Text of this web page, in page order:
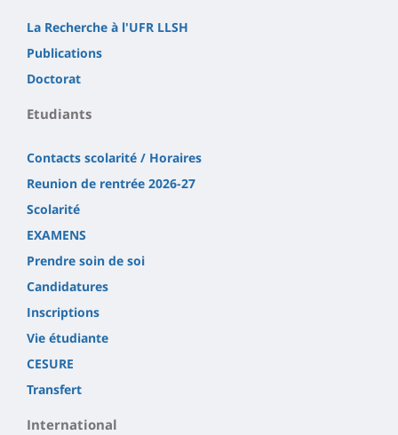
La Recherche à l'UFR LLSH
Publications
Doctorat
Etudiants
Contacts scolarité / Horaires
Reunion de rentrée 2026-27
Scolarité
EXAMENS
Prendre soin de soi
Candidatures
Inscriptions
Vie étudiante
CESURE
Transfert
International